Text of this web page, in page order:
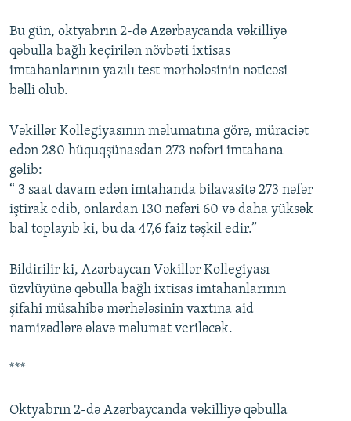
Bu gün, oktyabrın 2-də Azərbaycanda vəkilliyə
qəbulla bağlı keçirilən növbəti ixtisas
imtahanlarının yazılı test mərhələsinin nəticəsi
bəlli olub.
Vəkillər Kollegiyasının məlumatına görə, müraciət
edən 280 hüquqşünasdan 273 nəfəri imtahana
gəlib:
“ 3 saat davam edən imtahanda bilavasitə 273 nəfər
iştirak edib, onlardan 130 nəfəri 60 və daha yüksək
bal toplayıb ki, bu da 47,6 faiz təşkil edir.”
Bildirilir ki, Azərbaycan Vəkillər Kollegiyası
üzvlüyünə qəbulla bağlı ixtisas imtahanlarının
şifahi müsahibə mərhələsinin vaxtına aid
namizədlərə əlavə məlumat veriləcək.
***
Oktyabrın 2-də Azərbaycanda vəkilliyə qəbulla